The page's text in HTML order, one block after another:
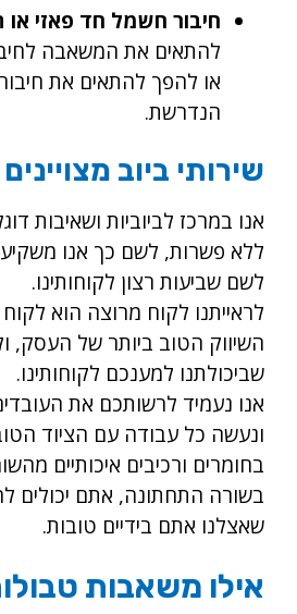
חיבור חשמל חד פאזי או
להתאים את המשאבה
או להפך להתאים את
הנדרשת.
שירותי ביוב
אנו במרכז לביוביות ושאיבות
ללא פשרות, לשם כך אנו
לשם שביעות רצון לקוחותינו.
לראייתנו לקוח מרוצה הוא
השיווק הטוב ביותר של העסק,
שביכולתנו למענכם לקוחותינו.
אנו נעמיד לרשותכם את
ונעשה כל עבודה עם הציוד
בחומרים ורכיבים איכותיים
בשורה התחתונה, אתם יכולים
שאצלנו אתם בידיים טובות.
אילו משאבות